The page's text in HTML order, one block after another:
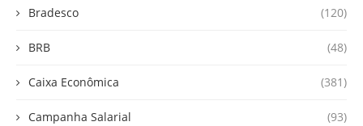
Bradesco (120)
BRB (48)
Caixa Econômica (381)
Campanha Salarial (93)